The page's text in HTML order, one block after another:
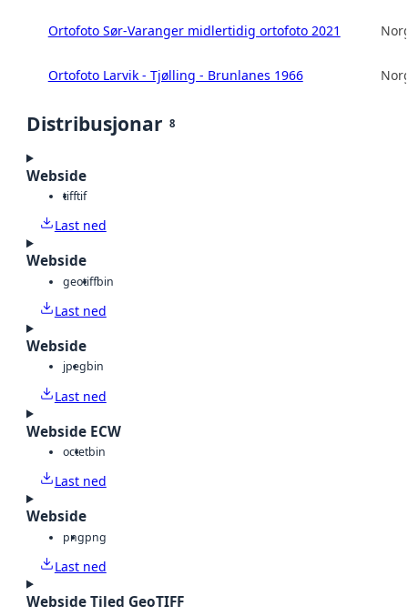
Ortofoto Sør-Varanger midlertidig ortofoto 2021
Ortofoto Larvik - Tjølling - Brunlanes 1966
Distribusjonar 8
Webside
tifftif
Last ned
Webside
geotiffbin
Last ned
Webside
jpegbin
Last ned
Webside ECW
octetbin
Last ned
Webside
pngpng
Last ned
Webside Tiled GeoTIFF